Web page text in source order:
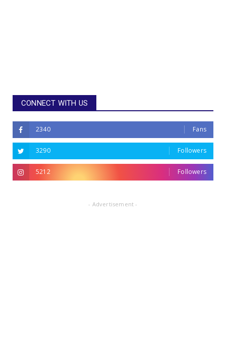
CONNECT WITH US
2340 Fans
3290 Followers
5212 Followers
- Advertisement -